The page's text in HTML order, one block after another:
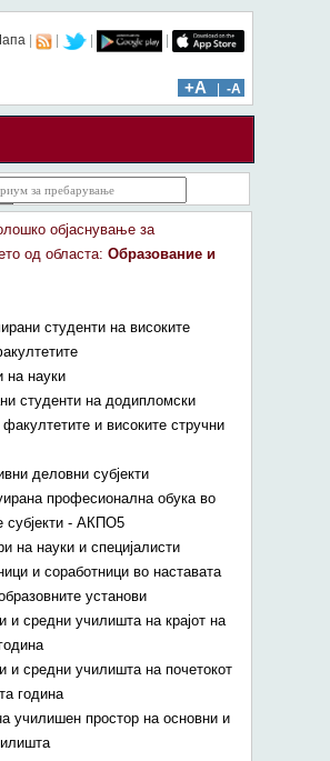
|
+A -A
објаснување за
од областа: Образование и
студенти на високите
на науки
студенти на додипломски
и високите стручни
деловни субјекти
професионална обука во
субјекти - АКПО5
на науки и специјалисти
и соработници во наставата
установи
и средни училишта на крајот на
и средни училишта на почетокот
година
училишен простор на основни и